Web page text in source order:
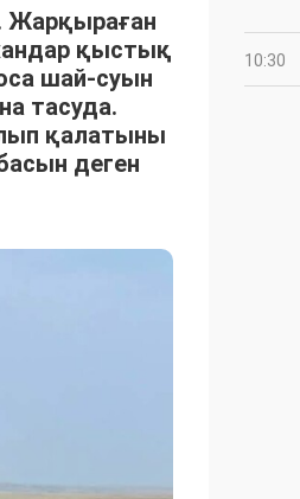
Жарқыраған
қыстық
шай-суын
тасуда.
қалатыны
деген
10:30